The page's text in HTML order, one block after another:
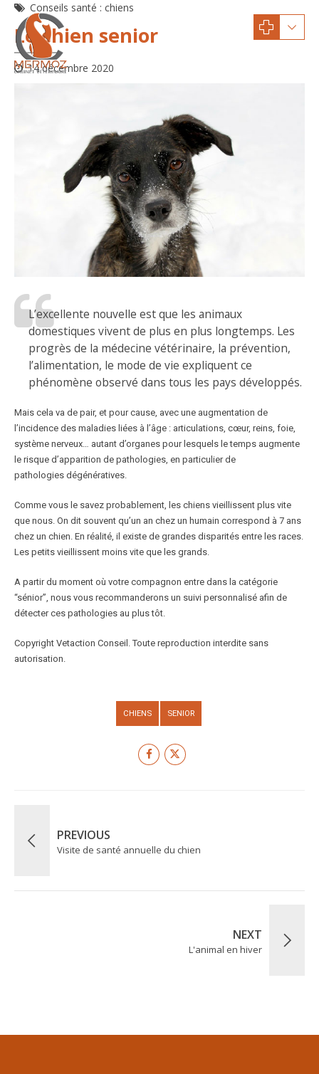
Conseils santé : chiens
Le chien senior
14 décembre 2020
L’excellente nouvelle est que les animaux
domestiques vivent de plus en plus longtemps. Les
progrès de la médecine vétérinaire, la prévention,
l’alimentation, le mode de vie expliquent ce
phénomène observé dans tous les pays développés.
Mais cela va de pair, et pour cause, avec une augmentation de
l’incidence des maladies liées à l’âge : articulations, cœur, reins, foie,
système nerveux… autant d’organes pour lesquels le temps augmente
le risque d’apparition de pathologies, en particulier de
pathologies dégénératives.
Comme vous le savez probablement, les chiens vieillissent plus vite
que nous. On dit souvent qu’un an chez un humain correspond à 7 ans
chez un chien. En réalité, il existe de grandes disparités entre les races.
Les petits vieillissent moins vite que les grands.
A partir du moment où votre compagnon entre dans la catégorie
“sénior”, nous vous recommanderons un suivi personnalisé afin de
détecter ces pathologies au plus tôt.
Copyright Vetaction Conseil. Toute reproduction interdite sans
autorisation.
CHIENS SENIOR
PREVIOUS
Visite de santé annuelle du chien
NEXT
L'animal en hiver